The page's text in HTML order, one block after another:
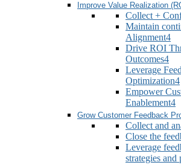
Improve Value Realization
Collect +
Maintain
Alignment4
Drive ROI
Outcomes4
Leverage
Optimization4
Empower
Enablement4
Grow Customer Feedback
Collect and
Close the
Leverage
strategies and